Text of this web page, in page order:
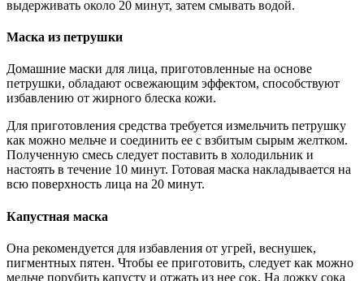
выдерживать около 20 минут, затем смывать водой.
Маска из петрушки
Домашние маски для лица, приготовленные на основе
петрушки, обладают освежающим эффектом, способствуют
избавлению от жирного блеска кожи.
Для приготовления средства требуется измельчить петрушку
как можно мельче и соединить ее с взбитым сырым желтком.
Полученную смесь следует поставить в холодильник и
настоять в течение 10 минут. Готовая маска накладывается на
всю поверхность лица на 20 минут.
Капустная маска
Она рекомендуется для избавления от угрей, веснушек,
пигментных пятен. Чтобы ее приготовить, следует как можно
мельче порубить капусту и отжать из нее сок. На ложку сока